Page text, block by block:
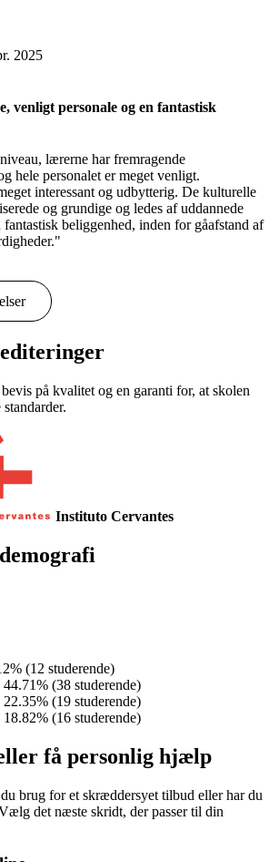
2025
venligt personale og en fantastisk
lærerne har fremragende
hele personalet er meget venligt.
interessant og udbytterig. De kulturelle
og grundige og ledes af uddannede
beliggenhed, inden for gåafstand af
på kvalitet og en garanti for, at skolen
Instituto Cervantes
(12 studerende)
(38 studerende)
(19 studerende)
(16 studerende)
få personlig hjælp
brug for et skræddersyet tilbud eller har du
det næste skridt, der passer til din